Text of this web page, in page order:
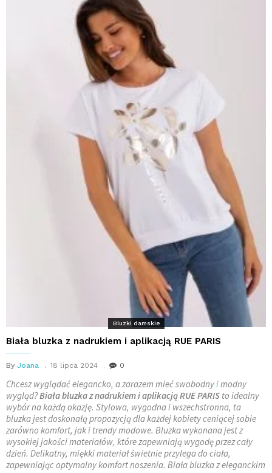
Bluzki damskie
Biała bluzka z nadrukiem i aplikacją RUE PARIS
By Joana 18 lipca 2024 0
Chcesz wyglądać elegancko, a zarazem mieć swobodnyimodny
wygląd?Biała bluzka z nadrukiem i aplikacją RUE PARIS to idealny
wybór na każdą okazję. Stylowa, wygodna i wszechstronna, ta
bluzka jest doskonałą propozycją dla każdej kobiety ceniącej sobie
zarówno komfort, jak i trendy modowe. Bluzka wykonana jest z
wysokiej jakości materiałów, które zapewniają wygodę przez cały
dzień. Delikatny, miękki materiał świetnie przylega do ciała,
zapewniając optymalny komfort noszenia. Biała bluzka z eleganckim